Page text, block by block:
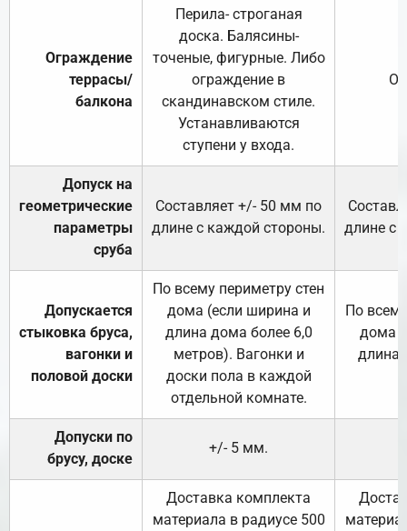
Ограждение
террасы/
балкона
Перила- строганая
доска. Балясины-
точеные, фигурные. Либо
ограждение в
скандинавском стиле.
Устанавливаются
ступени у входа.
Допуск на
геометрические
параметры
сруба
Составляет +/- 50 мм по
длине с каждой стороны.
длине с
Допускается
стыковка бруса,
вагонки и
половой доски
По всему периметру стен
дома (если ширина и
длина дома более 6,0
метров). Вагонки и
доски пола в каждой
отдельной комнате.
По
дома
длина
Допуски по
брусу, доске
+/- 5 мм.
Доставка комплекта
материала в радиусе 500